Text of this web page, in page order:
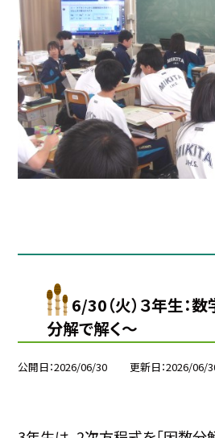
6/30（火）３年生
分解で解く～
公開日 2026/06/30 更新日 2026/06/